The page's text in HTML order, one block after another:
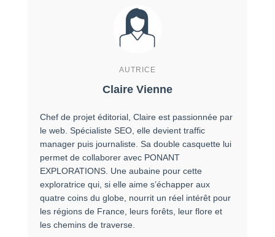
AUTRICE
Claire Vienne
Chef de projet éditorial, Claire est passionnée par
le web. Spécialiste SEO, elle devient traffic
manager puis journaliste. Sa double casquette lui
permet de collaborer avec PONANT
EXPLORATIONS. Une aubaine pour cette
exploratrice qui, si elle aime s’échapper aux
quatre coins du globe, nourrit un réel intérêt pour
les régions de France, leurs forêts, leur flore et
les chemins de traverse.